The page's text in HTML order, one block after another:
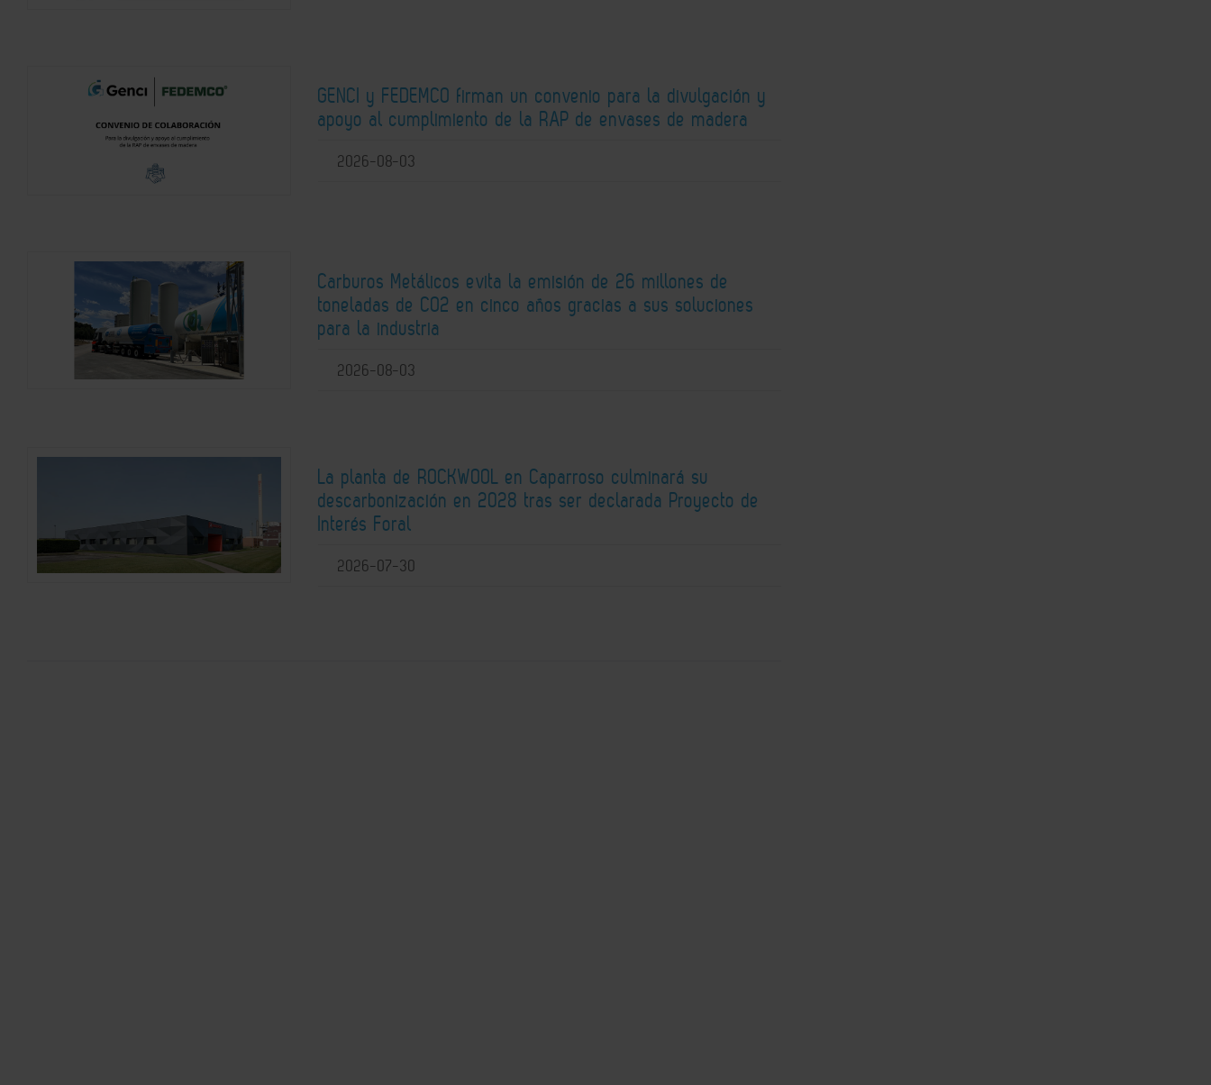
GENCI y FEDEMCO firman un convenio para la divulgación y
apoyo al cumplimiento de la RAP de envases de madera
2026-08-03
Carburos Metálicos evita la emisión de 26 millones de
toneladas de CO2 en cinco años gracias a sus soluciones
para la industria
2026-08-03
La planta de ROCKWOOL en Caparroso culminará su
descarbonización en 2028 tras ser declarada Proyecto de
Interés Foral
2026-07-30